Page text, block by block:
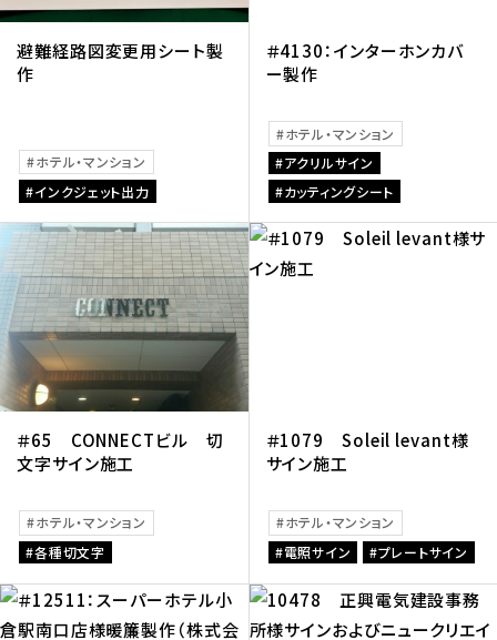
避難経路図変更用シート製
作
ホテル・マンション
インクジェット出力
＃4130：インターホンカバ
ー製作
ホテル・マンション
アクリルサイン
カッティングシート
＃65 CONNECTビル 切
文字サイン施工
ホテル・マンション
各種切文字
＃1079 Soleil levant様
サイン施工
ホテル・マンション
電照サイン
プレートサイン